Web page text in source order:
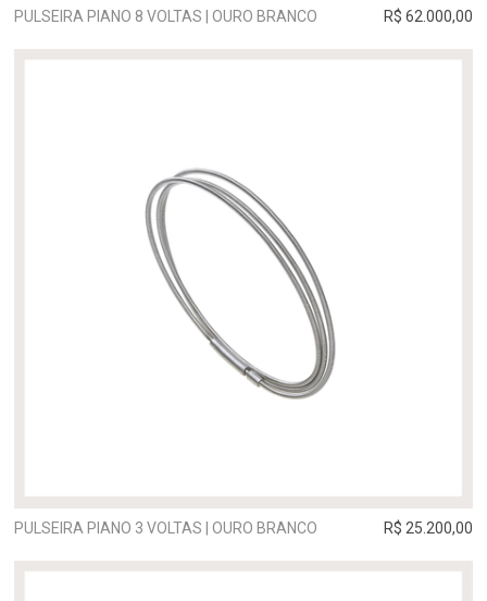
PULSEIRA PIANO 8 VOLTAS | OURO BRANCO R$ 62.000,00
PULSEIRA PIANO 3 VOLTAS | OURO BRANCO R$ 25.200,00